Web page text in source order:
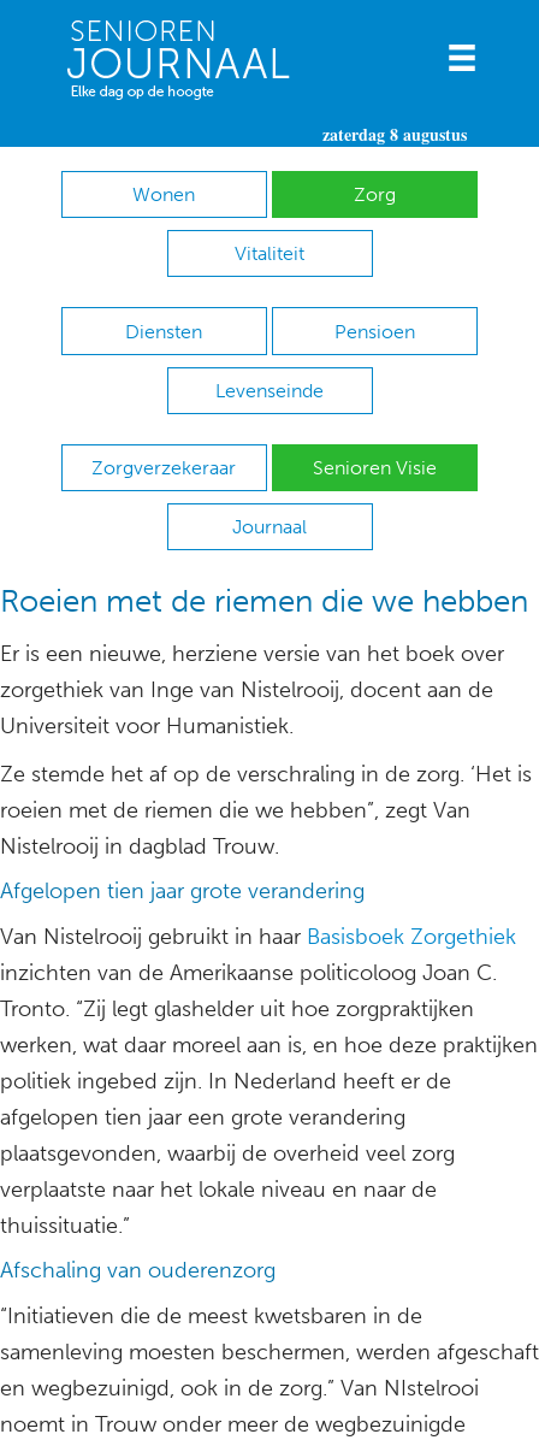
zaterdag 8 augustus
Wonen Zorg
Vitaliteit
Diensten Pensioen
Levenseinde
Zorgverzekeraar Senioren Visie
Journaal
Roeien met de riemen die we hebben
Er is een nieuwe, herziene versie van het boek over
zorgethiek van Inge van Nistelrooij, docent aan de
Universiteit voor Humanistiek.
Ze stemde het af op de verschraling in de zorg. ‘Het is
roeien met de riemen die we hebben”, zegt Van
Nistelrooij in dagblad Trouw.
Afgelopen tien jaar grote verandering
Van Nistelrooij gebruikt in haar Basisboek Zorgethiek
inzichten van de Amerikaanse politicoloog Joan C.
Tronto. “Zij legt glashelder uit hoe zorgpraktijken
werken, wat daar moreel aan is, en hoe deze praktijken
politiek ingebed zijn. In Nederland heeft er de
afgelopen tien jaar een grote verandering
plaatsgevonden, waarbij de overheid veel zorg
verplaatste naar het lokale niveau en naar de
thuissituatie.”
Afschaling van ouderenzorg
“Initiatieven die de meest kwetsbaren in de
samenleving moesten beschermen, werden afgeschaft
en wegbezuinigd, ook in de zorg.” Van NIstelrooi
noemt in Trouw onder meer de wegbezuinigde